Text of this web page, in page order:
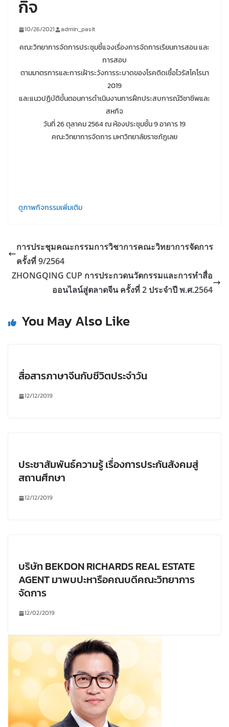
กิจ
10/26/2021 admin_pasit
คณะวิทยาการจัดการประชุมชี้แจงเรื่องการจัดการเรียนการสอน และ
การสอบ
ตามมาตรการและการเฝ้าระวังการระบาดของโรคติดเชื้อไวรัสโคโรนา
2019
และแนวปฏิบัติขั้นตอนการดำเนินงานการฝึกประสบการณ์วิชาชีพและ
สหกิจ
วันที่ 26 ตุลาคม 2564 ณ ห้องประชุมชั้น 9 อาคาร 19
คณะวิทยาการจัดการ มหาวิทยาลัยราชภัฏเลย
ดูภาพกิจกรรมเพิ่มเติม
การประชุมคณะกรรมการวิชาการคณะวิทยาการจัดการ
ครั้งที่ 9/2564
ZHONGQING CUP การประกวดนวัตกรรมและการทำสื่อ
ออนไลน์สู่ตลาดจีน ครั้งที่ 2 ประจำปี พ.ศ.2564
You May Also Like
สื่อสารภาษาจีนกับชีวิตประจำวัน
12/12/2019
ประชาสัมพันธ์ความรู้ เรื่องการประกันสังคมสู่
สถานศึกษา
12/12/2019
บริษัท BEKDON RICHARDS REAL ESTATE
AGENT มาพบปะหารือคณบดีคณะวิทยาการ
จัดการ
12/02/2019